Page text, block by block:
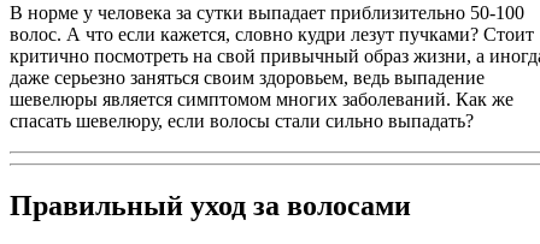
В норме у человека за сутки выпадает приблизительно 50-100
волос. А что если кажется, словно кудри лезут пучками? Стоит
критично посмотреть на свой привычный образ жизни, а
даже серьезно заняться своим здоровьем, ведь выпадение
шевелюры является симптомом многих заболеваний. Как же
спасать шевелюру, если волосы стали сильно выпадать?
Правильный уход за волосами